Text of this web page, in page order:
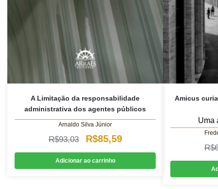
A Limitação da responsabilidade
administrativa dos agentes públicos
Arnaldo Silva Júnior
R$93,03
O
preço
original
R$85,59O
preço
atual
Adicionar ao carrinho
Amicus
Uma
R$